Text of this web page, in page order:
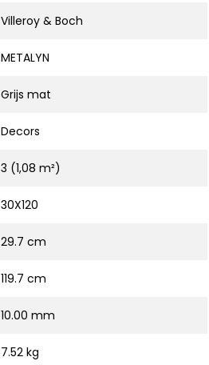
Villeroy & Boch
METALYN
Grijs mat
Decors
3 (1,08 m²)
30X120
29.7 cm
119.7 cm
10.00 mm
7.52 kg